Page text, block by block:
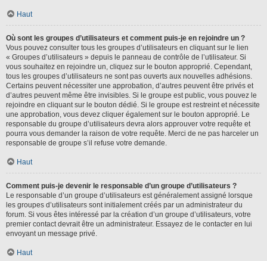
Haut
Où sont les groupes d’utilisateurs et comment puis-je en rejoindre un ?
Vous pouvez consulter tous les groupes d’utilisateurs en cliquant sur le lien
« Groupes d’utilisateurs » depuis le panneau de contrôle de l’utilisateur. Si
vous souhaitez en rejoindre un, cliquez sur le bouton approprié. Cependant,
tous les groupes d’utilisateurs ne sont pas ouverts aux nouvelles adhésions.
Certains peuvent nécessiter une approbation, d’autres peuvent être privés et
d’autres peuvent même être invisibles. Si le groupe est public, vous pouvez le
rejoindre en cliquant sur le bouton dédié. Si le groupe est restreint et nécessite
une approbation, vous devez cliquer également sur le bouton approprié. Le
responsable du groupe d’utilisateurs devra alors approuver votre requête et
pourra vous demander la raison de votre requête. Merci de ne pas harceler un
responsable de groupe s’il refuse votre demande.
Haut
Comment puis-je devenir le responsable d’un groupe d’utilisateurs ?
Le responsable d’un groupe d’utilisateurs est généralement assigné lorsque
les groupes d’utilisateurs sont initialement créés par un administrateur du
forum. Si vous êtes intéressé par la création d’un groupe d’utilisateurs, votre
premier contact devrait être un administrateur. Essayez de le contacter en lui
envoyant un message privé.
Haut